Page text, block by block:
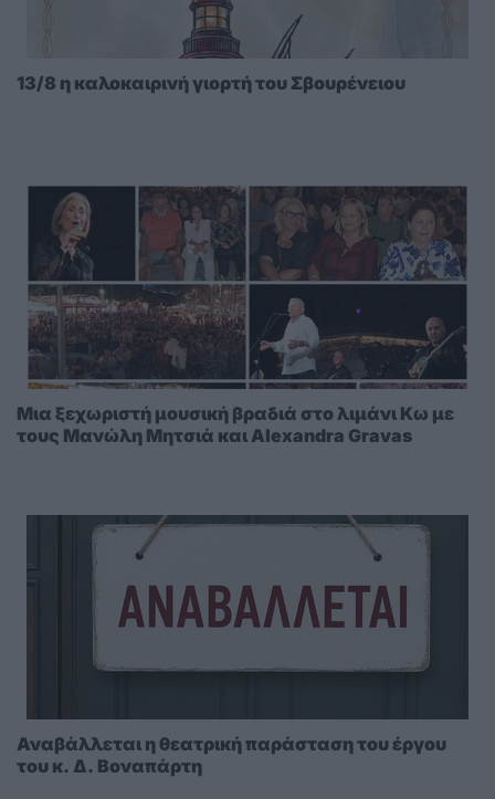
13/8 η καλοκαιρινή γιορτή του Σβουρένειου
Μια ξεχωριστή μουσική βραδιά στο λιμάνι Κω με
τους Μανώλη Μητσιά και Alexandra Gravas
Αναβάλλεται η θεατρική παράσταση του έργου
του κ. Δ. Βοναπάρτη